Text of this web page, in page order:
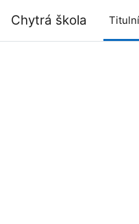
Chytrá škola